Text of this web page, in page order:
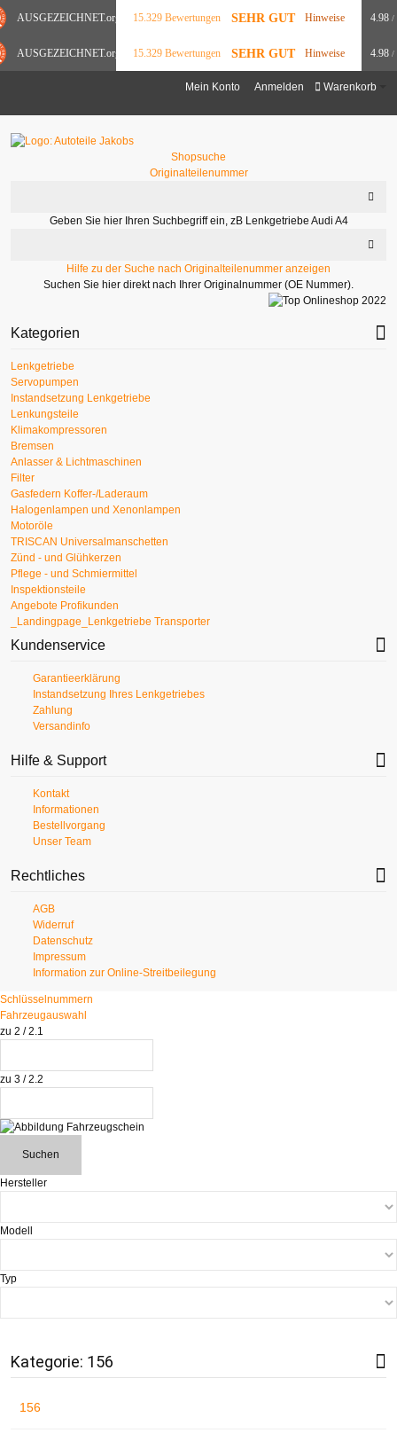
AUSGEZEICHNET.org 15.329 Bewertungen SEHR GUT Hinweise 4.98 /
AUSGEZEICHNET.org 15.329 Bewertungen SEHR GUT Hinweise 4.98 /
Warenkorb
Mein Konto Anmelden
Shopsuche
Originalteilenummer
Geben Sie hier Ihren Suchbegriff ein, zB Lenkgetriebe Audi A4
Hilfe zu der Suche nach Originalteilenummer anzeigen
Suchen Sie hier direkt nach Ihrer Originalnummer (OE Nummer).
Kategorien
Lenkgetriebe
Servopumpen
Instandsetzung Lenkgetriebe
Lenkungsteile
Klimakompressoren
Bremsen
Anlasser & Lichtmaschinen
Filter
Gasfedern Koffer-/Laderaum
Halogenlampen und Xenonlampen
Motoröle
TRISCAN Universalmanschetten
Zünd - und Glühkerzen
Pflege - und Schmiermittel
Inspektionsteile
Angebote Profikunden
_Landingpage_Lenkgetriebe Transporter
Kundenservice
Garantieerklärung
Instandsetzung Ihres Lenkgetriebes
Zahlung
Versandinfo
Hilfe & Support
Kontakt
Informationen
Bestellvorgang
Unser Team
Rechtliches
AGB
Widerruf
Datenschutz
Impressum
Information zur Online-Streitbeilegung
Schlüsselnummern
Fahrzeugauswahl
zu 2 / 2.1
zu 3 / 2.2
Suchen
Hersteller
Modell
Typ
Kategorie: 156
156